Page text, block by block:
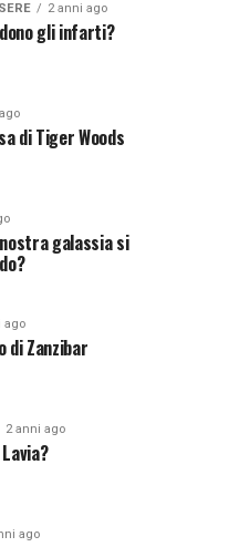
2 anni ago
gli infarti?
di Tiger Woods
nostra galassia si
ago
di Zanzibar
2 anni ago
ago